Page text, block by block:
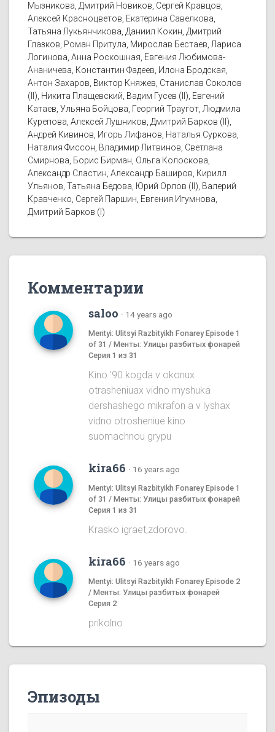
Мызникова, Дмитрий Новиков, Сергей Кравцов,
Алексей Красноцветов, Екатерина Савелкова,
Татьяна Лукьянчикова, Даниил Кокин, Дмитрий
Глазков, Роман Притула, Мирослав Бестаев, Лариса
Логинова, Анна Роскошная, Евгения Любимова-
Ананичева, Константин Фадеев, Илона Бродская,
Антон Захаров, Виктор Княжев, Станислав Соколов
(II), Никита Плащевский, Вадим Гусев (II), Евгений
Катаев, Ульяна Бойцова, Георгий Траугот, Людмила
Курепова, Алексей Лушников, Дмитрий Барков (II),
Андрей Кивинов, Игорь Лифанов, Наталья Суркова,
Наталия Фиссон, Владимир Литвинов, Светлана
Смирнова, Борис Бирман, Ольга Колоскова,
Александр Сластин, Александр Баширов, Кирилл
Ульянов, Татьяна Бедова, Юрий Орлов (II), Валерий
Кравченко, Сергей Паршин, Евгения Игумнова,
Дмитрий Барков (I)
Комментарии
saloo · 14 years ago
Mentyi: Ulitsyi Razbityikh Fonarey Episode 1
of 31 / Менты: Улицы разбитых фонарей
Серия 1 из 31
Kino '90 kogda v okonux
otrasheniuax vidno myshuka
dershashego mikrafon a v lyshax
vidno otrosheniue kino
suomachnou grypu
kira66 · 16 years ago
Mentyi: Ulitsyi Razbityikh Fonarey Episode 1
of 31 / Менты: Улицы разбитых фонарей
Серия 1 из 31
Krasko igraet,zdorovo.
kira66 · 16 years ago
Mentyi: Ulitsyi Razbityikh Fonarey Episode 2
/ Менты: Улицы разбитых фонарей
Серия 2
prikolno
Эпизоды